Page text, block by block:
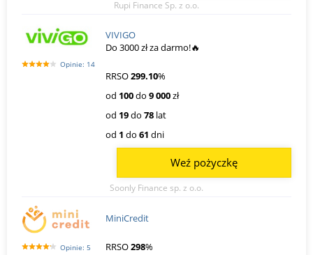
Rupi Finance Sp. z o.o.
Opinie: 14
VIVIGO
Do 3000 zł za darmo!🔥
RRSO299.10%
od 100do 9 000zł
od 19do 78 lat
od 1 do 61 dni
Soonly Finance sp. z o.o.
Weź pożyczkę
Opinie: 5
MiniCredit
RRSO298%